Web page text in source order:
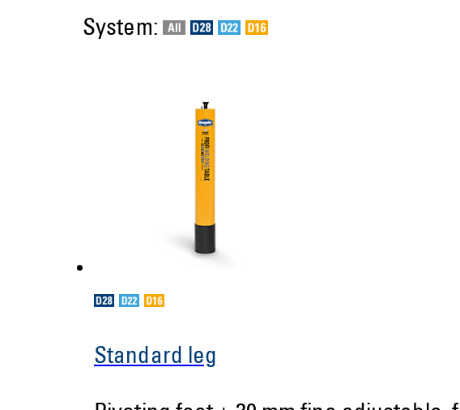
System:
Standard leg